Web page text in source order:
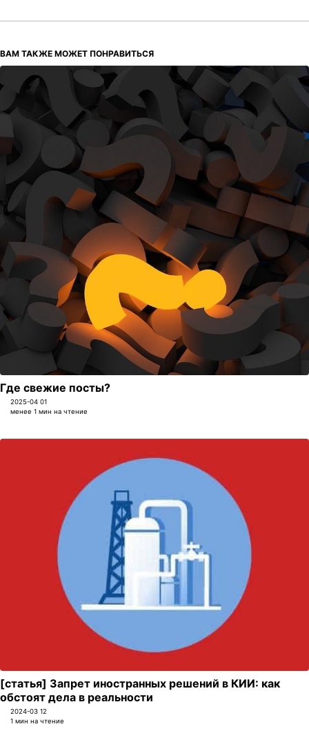
ВАМ ТАКЖЕ МОЖЕТ ПОНРАВИТЬСЯ
Где свежие посты?
2025-04 01
менее 1 мин на чтение
[статья] Запрет иностранных решений в КИИ: как
обстоят дела в реальности
2024-03 12
1 мин на чтение